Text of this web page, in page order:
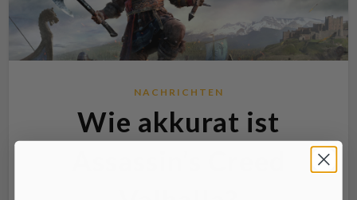
NACHRICHTEN
Wie akkurat ist